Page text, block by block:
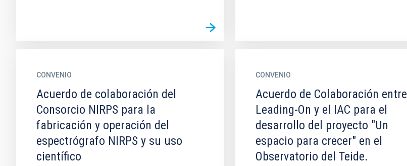
CONVENIO
Acuerdo de colaboración del
Consorcio NIRPS para la
fabricación y operación del
espectrógrafo NIRPS y su uso
científico
CONVENIO
Acuerdo de Colaboración entre
Leading-On y el IAC para el
desarrollo del proyecto "Un
espacio para crecer" en el
Observatorio del Teide.